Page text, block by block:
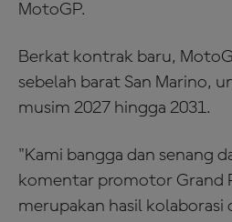
MotoGP.
Berkat kontrak baru,
sebelah barat San Marino,
musim 2027 hingga 2031.
"Kami bangga dan senang
komentar promotor Grand
merupakan hasil kolaborasi